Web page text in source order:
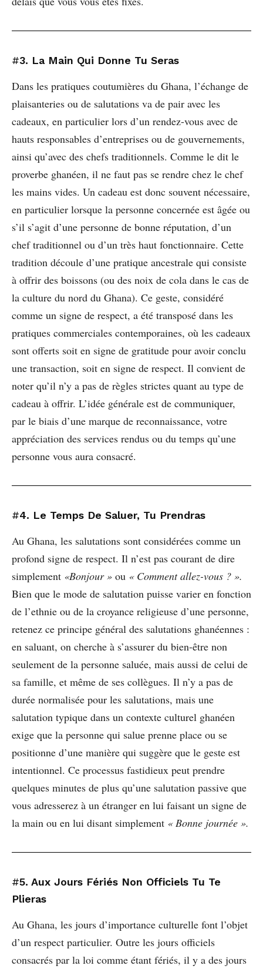
#3. La Main Qui Donne Tu Seras
Dans les pratiques coutumières du Ghana, l’échange de
plaisanteries ou de salutations va de pair avec les
cadeaux, en particulier lors d’un rendez-vous avec de
hauts responsables d’entreprises ou de gouvernements,
ainsi qu’avec des chefs traditionnels. Comme le dit le
proverbe ghanéen, il ne faut pas se rendre chez le chef
les mains vides. Un cadeau est donc souvent nécessaire,
en particulier lorsque la personne concernée est âgée ou
s’il s’agit d’une personne de bonne réputation, d’un
chef traditionnel ou d’un très haut fonctionnaire. Cette
tradition découle d’une pratique ancestrale qui consiste
à offrir des boissons (ou des noix de cola dans le cas de
la culture du nord du Ghana). Ce geste, considéré
comme un signe de respect, a été transposé dans les
pratiques commerciales contemporaines, où les cadeaux
sont offerts soit en signe de gratitude pour avoir conclu
une transaction, soit en signe de respect. Il convient de
noter qu’il n’y a pas de règles strictes quant au type de
cadeau à offrir. L’idée générale est de communiquer,
par le biais d’une marque de reconnaissance, votre
appréciation des services rendus ou du temps qu’une
personne vous aura consacré.
#4. Le Temps De Saluer, Tu Prendras
Au Ghana, les salutations sont considérées comme un
profond signe de respect. Il n’est pas courant de dire
simplement «Bonjour » ou « Comment allez-vous ? ».
Bien que le mode de salutation puisse varier en fonction
de l’ethnie ou de la croyance religieuse d’une personne,
retenez ce principe général des salutations ghanéennes :
en saluant, on cherche à s’assurer du bien-être non
seulement de la personne saluée, mais aussi de celui de
sa famille, et même de ses collègues. Il n’y a pas de
durée normalisée pour les salutations, mais une
salutation typique dans un contexte culturel ghanéen
exige que la personne qui salue prenne place ou se
positionne d’une manière qui suggère que le geste est
intentionnel. Ce processus fastidieux peut prendre
quelques minutes de plus qu’une salutation passive que
vous adresserez à un étranger en lui faisant un signe de
la main ou en lui disant simplement « Bonne journée ».
#5. Aux Jours Fériés Non Officiels Tu Te
Plieras
Au Ghana, les jours d’importance culturelle font l’objet
d’un respect particulier. Outre les jours officiels
consacrés par la loi comme étant fériés, il y a des jours